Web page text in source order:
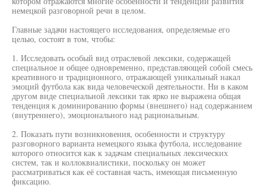
немецкой разговорной речи в целом.
Главные задачи настоящего исследования, определяемые его
целью, состоят в том, чтобы:
1. Исследовать особый вид отраслевой лексики, содержащей
специальное и общее одновременно, представляющей собой смесь
креативного и традиционного, отражающей уникальный накал
эмоций футбола как вида человеческой деятельности. Ни в каком
другом виде специальной лексики так ярко не выражена общая
тенденция к доминированию формы (внешнего) над содержанием
(внутреннего), эмоционального над рациональным.
2. Показать пути возникновения, особенности и структуру
разговорного варианта немецкого языка футбола, исследование
которого относится как к задачам специальных лексических
систем, так и коллоквиалистики, поскольку он может
рассматриваться как её составная часть, имеющая письменную
фиксацию.